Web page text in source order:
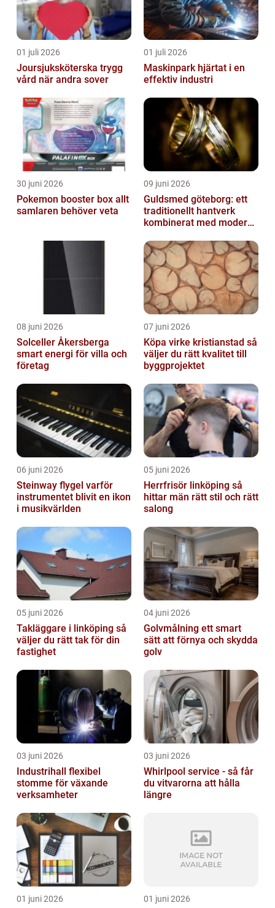
01 juli 2026
Joursjuksköterska trygg
vård när andra sover
01 juli 2026
Maskinpark hjärtat i en
effektiv industri
30 juni 2026
Pokemon booster box allt
samlaren behöver veta
09 juni 2026
Guldsmed göteborg: ett
traditionellt hantverk
kombinerat med modern
08 juni 2026
Solceller Åkersberga
smart energi för villa och
företag
07 juni 2026
Köpa virke kristianstad så
väljer du rätt kvalitet till
byggprojektet
06 juni 2026
Steinway flygel varför
instrumentet blivit en ikon
i musikvärlden
05 juni 2026
Herrfrisör linköping så
hittar män rätt stil och rätt
salong
05 juni 2026
Takläggare i linköping så
väljer du rätt tak för din
fastighet
04 juni 2026
Golvmålning ett smart
sätt att förnya och skydda
golv
03 juni 2026
Industrihall flexibel
stomme för växande
verksamheter
03 juni 2026
Whirlpool service - så får
du vitvarorna att hålla
längre
01 juni 2026 01 juni 2026